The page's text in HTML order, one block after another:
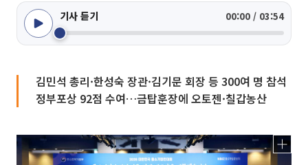
기사 듣기 00:00 / 03:54
김민석 총리·한성숙 장관·김기문 회장 등 300여 명 참석
정부포상 92점 수여…금탑훈장에 오토젠·칠갑농산